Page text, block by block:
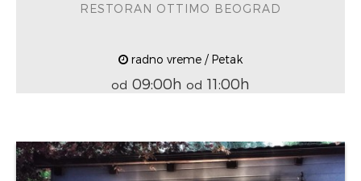
RESTORAN OTTIMO BEOGRAD
radno vreme / Petak
od 09:00h od 11:00h